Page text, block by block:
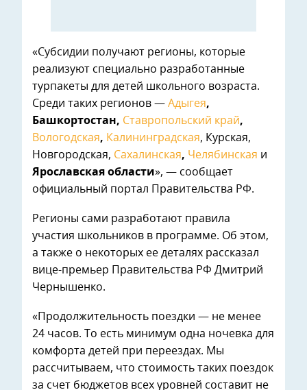
«Субсидии получают регионы, которые
реализуют специально разработанные
турпакеты для детей школьного возраста.
Среди таких регионов — Адыгея,
Башкортостан, Ставропольский край,
Вологодская, Калининградская, Курская,
Новгородская, Сахалинская, Челябинская и
Ярославская области», — сообщает
официальный портал Правительства РФ.
Регионы сами разработают правила
участия школьников в программе. Об этом,
а также о некоторых ее деталях рассказал
вице-премьер Правительства РФ Дмитрий
Чернышенко.
«Продолжительность поездки — не менее
24 часов. То есть минимум одна ночевка для
комфорта детей при переездах. Мы
рассчитываем, что стоимость таких поездок
за счет бюджетов всех уровней составит не